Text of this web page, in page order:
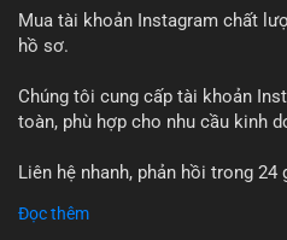
Mua tài khoản Instagram chất
hồ sơ.
Chúng tôi cung cấp tài khoản
toàn, phù hợp cho nhu cầu kinh
Liên hệ nhanh, phản hồi trong 24
📞 WhatsApp: +1 660 215-8938
Đọc thêm